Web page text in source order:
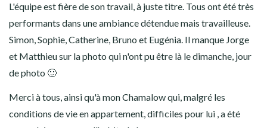
L'équipe est fière de son travail, à juste titre. Tous ont été très
performants dans une ambiance détendue mais travailleuse.
Simon, Sophie, Catherine, Bruno et Eugénia. Il manque Jorge
et Matthieu sur la photo qui n'ont pu être là le dimanche, jour
de photo 🙂
Merci à tous, ainsi qu'à mon Chamalow qui, malgré les
conditions de vie en appartement, difficiles pour lui , a été